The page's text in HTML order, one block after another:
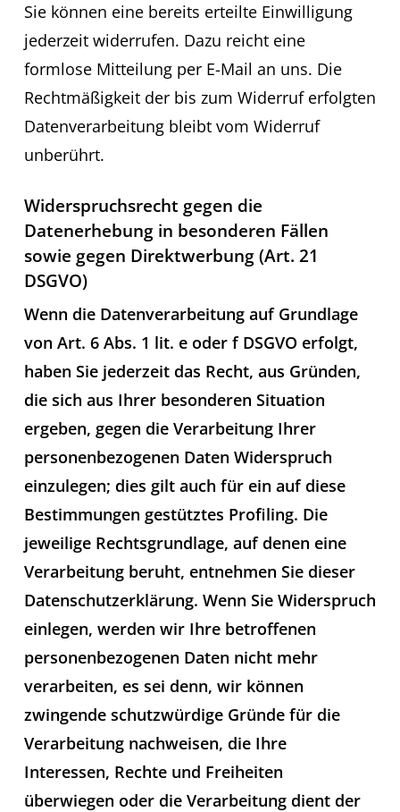
Sie können eine bereits erteilte Einwilligung
jederzeit widerrufen. Dazu reicht eine
formlose Mitteilung per E-Mail an uns. Die
Rechtmäßigkeit der bis zum Widerruf erfolgten
Datenverarbeitung bleibt vom Widerruf
unberührt.
Widerspruchsrecht gegen die
Datenerhebung in besonderen Fällen
sowie gegen Direktwerbung (Art. 21
DSGVO)
Wenn die Datenverarbeitung auf Grundlage
von Art. 6 Abs. 1 lit. e oder f DSGVO erfolgt,
haben Sie jederzeit das Recht, aus Gründen,
die sich aus Ihrer besonderen Situation
ergeben, gegen die Verarbeitung Ihrer
personenbezogenen Daten Widerspruch
einzulegen; dies gilt auch für ein auf diese
Bestimmungen gestütztes Profiling. Die
jeweilige Rechtsgrundlage, auf denen eine
Verarbeitung beruht, entnehmen Sie dieser
Datenschutzerklärung. Wenn Sie Widerspruch
einlegen, werden wir Ihre betroffenen
personenbezogenen Daten nicht mehr
verarbeiten, es sei denn, wir können
zwingende schutzwürdige Gründe für die
Verarbeitung nachweisen, die Ihre
Interessen, Rechte und Freiheiten
überwiegen oder die Verarbeitung dient der